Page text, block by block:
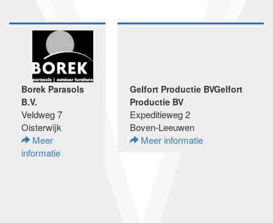
Borek Parasols
B.V.
Veldweg 7
Oisterwijk
Meer
informatie
Gelfort Productie BVGelfort
Productie BV
Expeditieweg 2
Boven-Leeuwen
Meer informatie